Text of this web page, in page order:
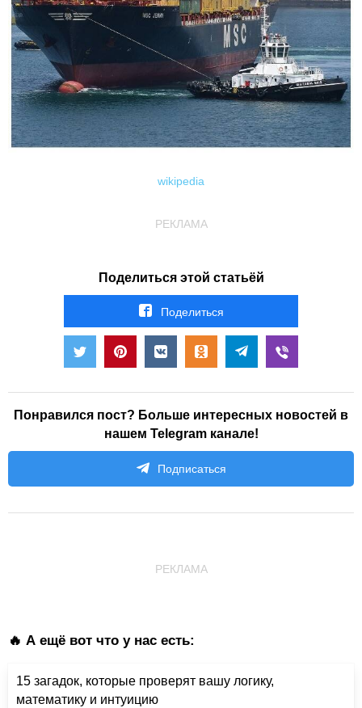
wikipedia
РЕКЛАМА
Поделиться этой статьёй
Поделиться
Понравился пост? Больше интересных новостей в
нашем Telegram канале!
Подписаться
РЕКЛАМА
🔥 А ещё вот что у нас есть:
15 загадок, которые проверят вашу логику,
математику и интуицию